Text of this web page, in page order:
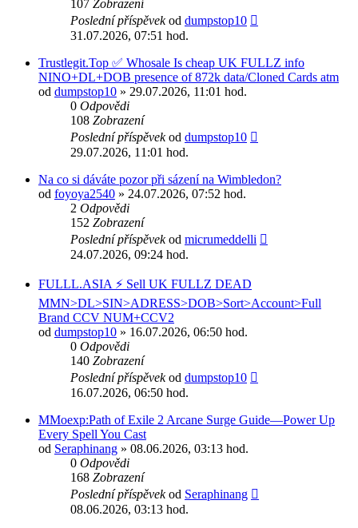
107 Zobrazení
Poslední příspěvekod dumpstop10
31.07.2026, 07:51 hod.
Trustlegit.Top ✅ Whosale Is cheap UK FULLZ info
NINO+DL+DOB presence of 872k data/Cloned Cards atm
od dumpstop10 » 29.07.2026, 11:01 hod.
0 Odpovědi
108 Zobrazení
Poslední příspěvekod dumpstop10
29.07.2026, 11:01 hod.
Na co si dáváte pozor při sázení na Wimbledon?
od foyoya2540 » 24.07.2026, 07:52 hod.
2 Odpovědi
152 Zobrazení
Poslední příspěvekod micrumeddelli
24.07.2026, 09:24 hod.
FULLL.ASIA ⚡ Sell UK FULLZ DEAD
MMN>DL>SIN>ADRESS>DOB>Sort>Account>Full
Brand CCV NUM+CCV2
od dumpstop10 » 16.07.2026, 06:50 hod.
0 Odpovědi
140 Zobrazení
Poslední příspěvekod dumpstop10
16.07.2026, 06:50 hod.
MMoexp:Path of Exile 2 Arcane Surge Guide—Power Up
Every Spell You Cast
od Seraphinang » 08.06.2026, 03:13 hod.
0 Odpovědi
168 Zobrazení
Poslední příspěvekod Seraphinang
08.06.2026, 03:13 hod.